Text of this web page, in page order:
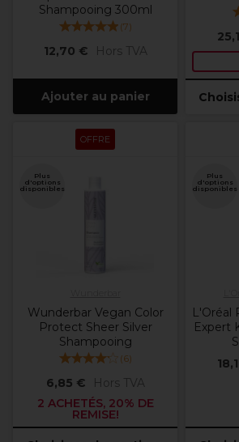
Shampooing 300ml
(7)
12,70 € Hors TVA
Ajouter au panier
OFFRE
Plus
d'options
disponibles
Wunderbar Vegan Color
Protect Sheer Silver
Shampooing
(6)
6,85 €
Hors TVA
2 ACHETÉS, 20% DE
REMISE!
Plus
d'options
disponibles
L'Oréal
Expert